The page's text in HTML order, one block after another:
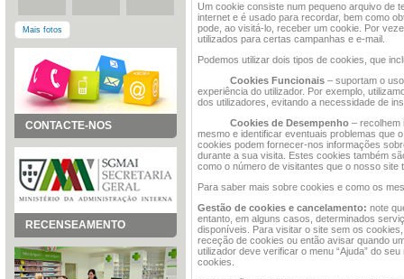
Mais fotos
CONTACTE-NOS
RECENSEAMENTO
Um cookie consiste num pequeno arquivo de
internet e é usado para recordar, bem como
pode, ao visitá-lo, receber um cookie. Por
utilizados para certas campanhas e e-mail.
Podemos utilizar dois tipos de cookies, que
Cookies Funcionais – suportam o
experiência do utilizador. Por exemplo,
dos utilizadores, evitando a necessidade de
Cookies de Desempenho – recolhem
mesmo e identificar eventuais problemas que
cookies podem fornecer-nos informações
durante a sua visita. Estes cookies também
como o número de visitantes que o nosso site
Para saber mais sobre cookies e como os
Gestão de cookies e cancelamento: note
entanto, em alguns casos, determinados
disponíveis. Para visitar o site sem os
receção de cookies ou então avisar quando
utilizador deve verificar o menu “Ajuda” do
cookies.